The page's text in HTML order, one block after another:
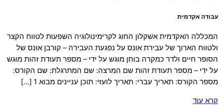
עבודה אקדמית
המכללה האקדמית אשקלון החוג לקרימינולוגיה השפעות לטווח הקצר
ולטווח הארוך של עבירת אונס על נפגעת העבירה – קורבן אונס של
הסופר חיים ולדר כמקרה בוחן מוגש על ידי – מספר תעודת זהות מוגש
על ידי – מספר תעודת זהות שם המרצה: שם המתרגלת: שם הקורס:
מספר הקורס: תאריך עברי: תאריך לועזי: תוכן עניינים מבוא 1 […]
קרא עוד